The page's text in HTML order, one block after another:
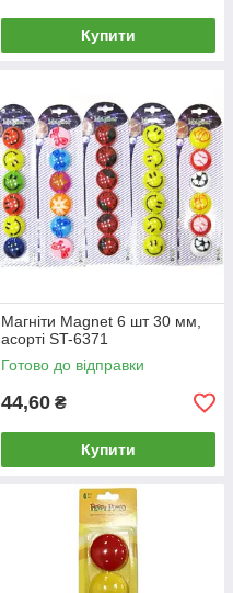
Купити
Магніти Magnet 6 шт 30 мм,
асорті ST-6371
Готово до відправки
44,60 ₴
Купити